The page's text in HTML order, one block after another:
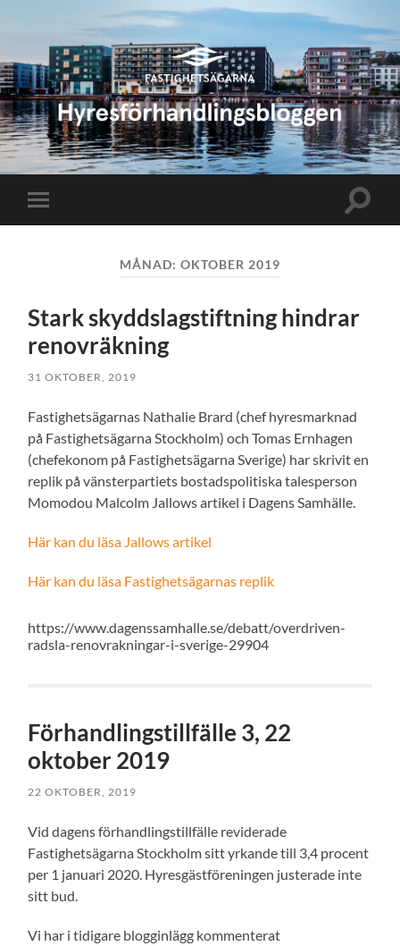
Hyresförhandlingsbloggen
Slå
på/av
Slå
MÅNAD: OKTOBER 2019
Stark skyddslagstiftning hindrar
renovräkning
31 OKTOBER, 2019
Fastighetsägarnas Nathalie Brard (chef hyresmarknad
på Fastighetsägarna Stockholm) och Tomas Ernhagen
(chefekonom på Fastighetsägarna Sverige) har skrivit en
replik på vänsterpartiets bostadspolitiska talesperson
Momodou Malcolm Jallows artikel i Dagens Samhälle.
Här kan du läsa Jallows artikel
Här kan du läsa Fastighetsägarnas replik
https://www.dagenssamhalle.se/debatt/overdriven-
radsla-renovrakningar-i-sverige-29904
Förhandlingstillfälle 3, 22
oktober 2019
22 OKTOBER, 2019
Vid dagens förhandlingstillfälle reviderade
Fastighetsägarna Stockholm sitt yrkande till 3,4 procent
per 1 januari 2020. Hyresgästföreningen justerade inte
sitt bud.
Vi har i tidigare blogginlägg kommenterat